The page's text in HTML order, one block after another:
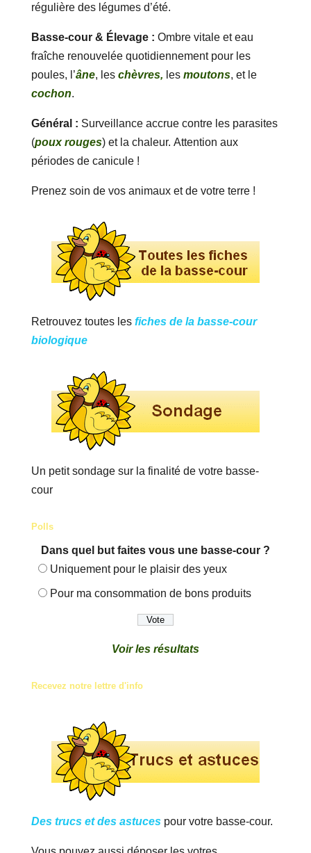
régulière des légumes d’été.
Basse-cour & Élevage : Ombre vitale et eau
fraîche renouvelée quotidiennement pour les
poules, l’âne, les chèvres, les moutons, et le
cochon.
Général : Surveillance accrue contre les parasites
(poux rouges) et la chaleur. Attention aux
périodes de canicule !
Prenez soin de vos animaux et de votre terre !
Retrouvez toutes les fiches de la basse-cour
biologique
Un petit sondage sur la finalité de votre basse-
cour
Polls
Dans quel but faites vous une basse-cour ?
Uniquement pour le plaisir des yeux
Pour ma consommation de bons produits
Voir les résultats
Recevez notre lettre d'info
Des trucs et des astucespour votre basse-cour.